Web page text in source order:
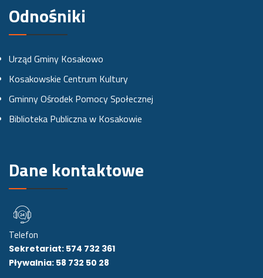
b
o
k
u
a
r
a
m
i
t
u
e
Odnośniki
Urząd Gminy Kosakowo
Kosakowskie Centrum Kultury
Gminny Ośrodek Pomocy Społecznej
Biblioteka Publiczna w Kosakowie
Dane kontaktowe
Telefon
Sekretariat: 574 732 361
Pływalnia: 58 732 50 28